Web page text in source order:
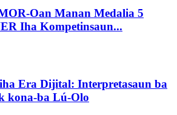
Oan Manan Medalia 5
Iha Kompetinsaun...
Era Dijital: Interpretasaun ba
kona-ba Lú-Olo